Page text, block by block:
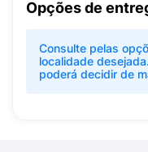
Opções de
Consulte pelas
localidade
poderá decidir de